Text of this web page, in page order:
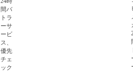
間バ
トラ
ーサ
ービ
ス、
優先
チェ
ック